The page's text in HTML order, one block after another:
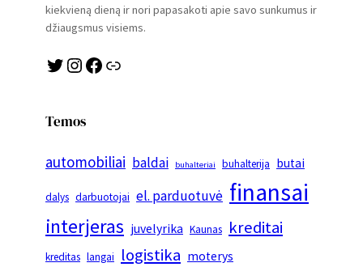
kiekvieną dieną ir nori papasakoti apie savo sunkumus ir
džiaugsmus visiems.
Twitter Instagram Facebook Link
Temos
automobiliai baldai buhalteriai buhalterija butai
dalys darbuotojai el. parduotuvė finansai
interjeras juvelyrika Kaunas kreditai
kreditas langai logistika moterys